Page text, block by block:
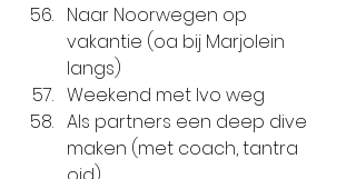
Naar Noorwegen op
vakantie (oa bij Marjolein
langs)
Weekend met Ivo weg
Als partners een deep dive
maken (met coach, tantra